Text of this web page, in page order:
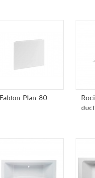
Faldon Plan 80